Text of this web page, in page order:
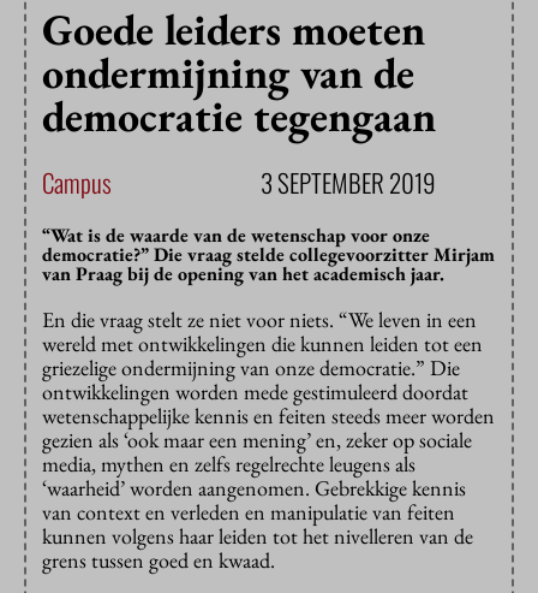
Goede leiders moeten
ondermijning van de
democratie tegengaan
Campus 3 SEPTEMBER 2019
“Wat is de waarde van de wetenschap voor onze
democratie?” Die vraag stelde collegevoorzitter Mirjam
van Praag bij de opening van het academisch jaar.
En die vraag stelt ze niet voor niets. “We leven in een
wereld met ontwikkelingen die kunnen leiden tot een
griezelige ondermijning van onze democratie.” Die
ontwikkelingen worden mede gestimuleerd doordat
wetenschappelijke kennis en feiten steeds meer worden
gezien als ‘ook maar een mening’ en, zeker op sociale
media, mythen en zelfs regelrechte leugens als
‘waarheid’ worden aangenomen. Gebrekkige kennis
van context en verleden en manipulatie van feiten
kunnen volgens haar leiden tot het nivelleren van de
grens tussen goed en kwaad.